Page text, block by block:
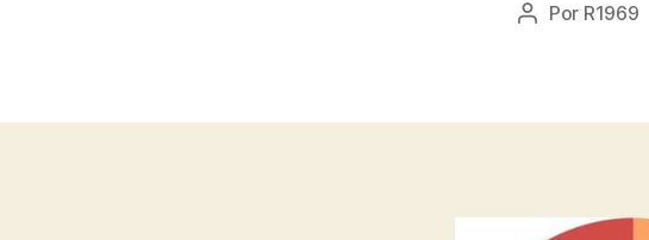
Autor
Por R1969